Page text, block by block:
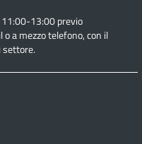
13:00 previo
o a mezzo telefono, con il
settore.